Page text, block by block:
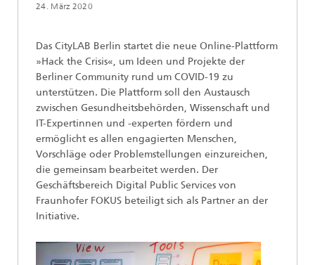
24. März 2020
Das CityLAB Berlin startet die neue Online-Plattform
»Hack the Crisis«, um Ideen und Projekte der
Berliner Community rund um COVID-19 zu
unterstützen. Die Plattform soll den Austausch
zwischen Gesundheitsbehörden, Wissenschaft und
IT-Expertinnen und -experten fördern und
ermöglicht es allen engagierten Menschen,
Vorschläge oder Problemstellungen einzureichen,
die gemeinsam bearbeitet werden. Der
Geschäftsbereich Digital Public Services von
Fraunhofer FOKUS beteiligt sich als Partner an der
Initiative.